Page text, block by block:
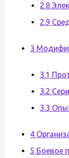
2.8
2.9
3
3.1
3.2
3.3
4
5 Боевое